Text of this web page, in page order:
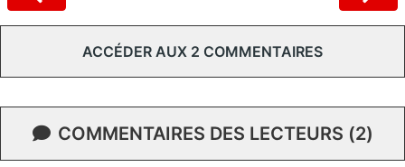
ACCÉDER AUX 2 COMMENTAIRES
COMMENTAIRES DES LECTEURS (2)